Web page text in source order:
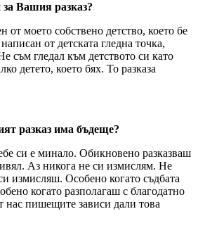
Вашия разказ?
от моето собствено детство, което бе
от детската гледна точка,
съм гледал към детството си като
детето, което бях. То разказа
разказ има бъдеще?
си е минало. Обикновено разказваш
Аз никога не си измислям. Не
измисляш. Особено когато съдбата
когато разполагаш с благодатно
нас пишещите зависи дали това